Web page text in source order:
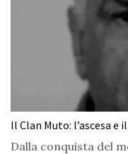
Il Clan Muto: l’ascesa e
Dalla conquista del